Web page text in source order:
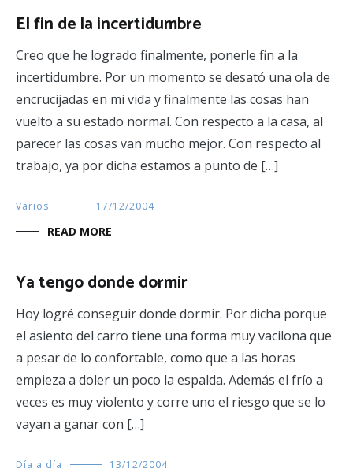
El fin de la incertidumbre
Creo que he logrado finalmente, ponerle fin a la
incertidumbre. Por un momento se desató una ola de
encrucijadas en mi vida y finalmente las cosas han
vuelto a su estado normal. Con respecto a la casa, al
parecer las cosas van mucho mejor. Con respecto al
trabajo, ya por dicha estamos a punto de […]
Varios 17/12/2004
READ MORE
Ya tengo donde dormir
Hoy logré conseguir donde dormir. Por dicha porque
el asiento del carro tiene una forma muy vacilona que
a pesar de lo confortable, como que a las horas
empieza a doler un poco la espalda. Además el frío a
veces es muy violento y corre uno el riesgo que se lo
vayan a ganar con […]
Día a día 13/12/2004